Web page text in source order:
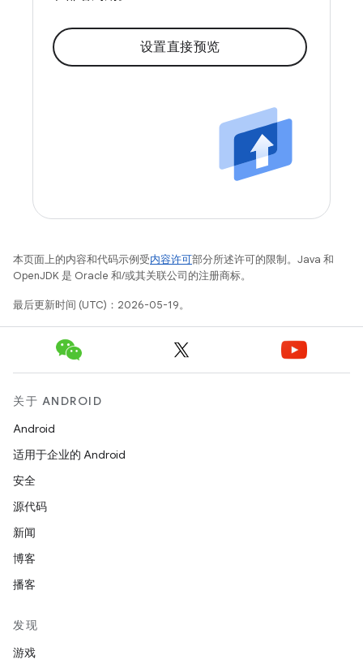
设置直接预览
本页面上的内容和代码示例受内容许可部分所述许可的限制。Java 和
OpenJDK 是 Oracle 和/或其关联公司的注册商标。
最后更新时间 (UTC)：2026-05-19。
关于 ANDROID
Android
适用于企业的 Android
安全
源代码
新闻
博客
播客
发现
游戏